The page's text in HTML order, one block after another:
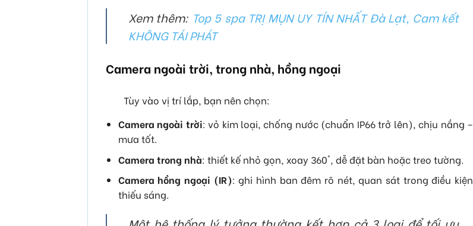
Xem thêm: Top 5 spa TRỊ MỤN UY TÍN NHẤT Đà Lạt, Cam kết
KHÔNG TÁI PHÁT
Camera ngoài trời, trong nhà, hồng ngoại
Tùy vào vị trí lắp, bạn nên chọn:
Camera ngoài trời: vỏ kim loại, chống nước (chuẩn IP66 trở lên), chịu nắng –
mưa tốt.
Camera trong nhà: thiết kế nhỏ gọn, xoay 360°, dễ đặt bàn hoặc treo tường.
Camera hồng ngoại (IR): ghi hình ban đêm rõ nét, quan sát trong điều kiện
thiếu sáng.